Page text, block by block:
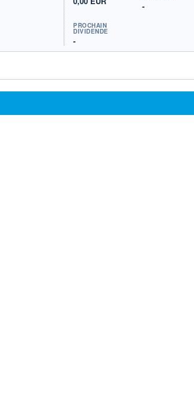
-
PROCHAIN
DIVIDENDE
-